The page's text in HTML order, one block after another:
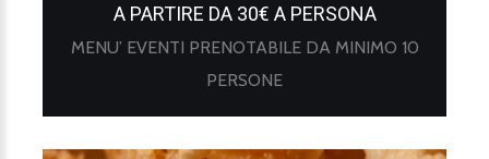
A PARTIRE DA 30€ A PERSONA
MENU’ EVENTI PRENOTABILE DA MINIMO 10
PERSONE